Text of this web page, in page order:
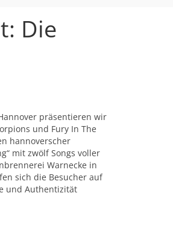
Die
präsentieren wir
und Fury In The
hannoverscher
mit zwölf Songs voller
Warnecke in
sich die Besucher auf
und Authentizität